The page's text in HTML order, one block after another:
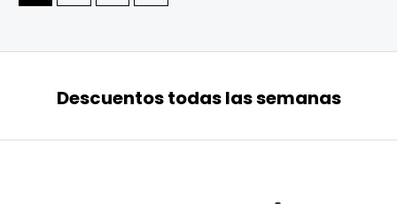
Descuentos todas las semanas